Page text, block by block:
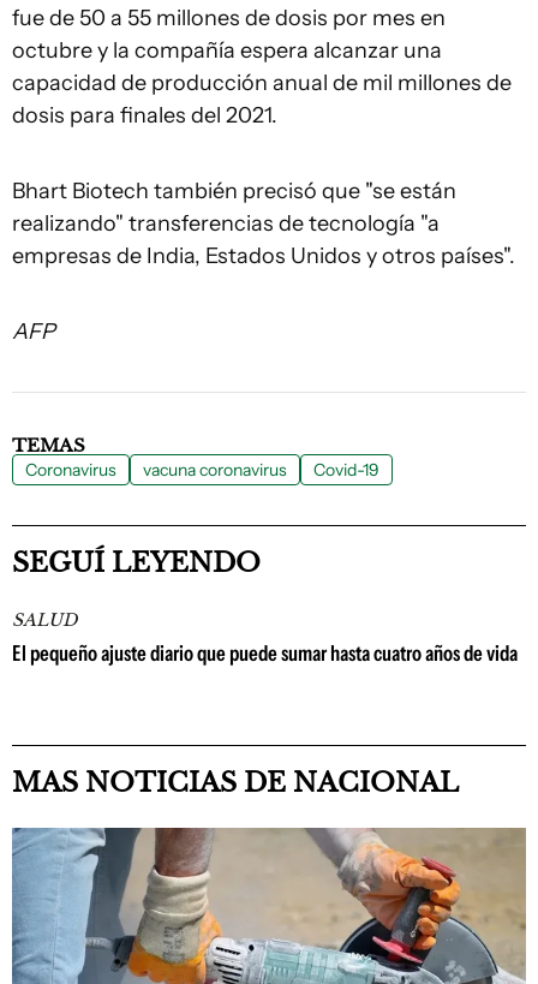
fue de 50 a 55 millones de dosis por mes en
octubre y la compañía espera alcanzar una
capacidad de producción anual de mil millones de
dosis para finales del 2021.
Bhart Biotech también precisó que "se están
realizando" transferencias de tecnología "a
empresas de India, Estados Unidos y otros países".
AFP
TEMAS
Coronavirus vacuna coronavirus Covid-19
SEGUÍ LEYENDO
SALUD
El pequeño ajuste diario que puede sumar hasta cuatro años de vida
MAS NOTICIAS DE NACIONAL